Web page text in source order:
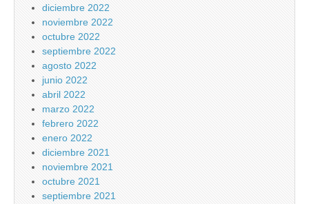
diciembre 2022
noviembre 2022
octubre 2022
septiembre 2022
agosto 2022
junio 2022
abril 2022
marzo 2022
febrero 2022
enero 2022
diciembre 2021
noviembre 2021
octubre 2021
septiembre 2021